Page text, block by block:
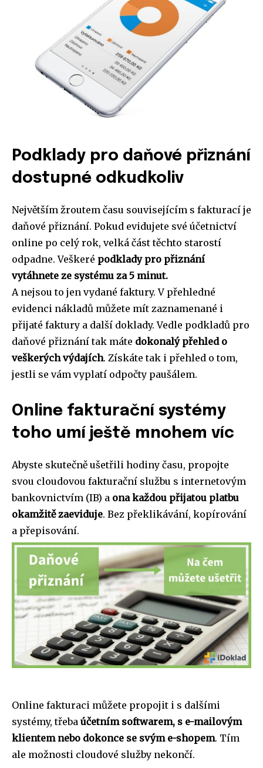
Podklady pro daňové přiznání
dostupné odkudkoliv
Největším žroutem času souvisejícím s fakturací je
daňové přiznání. Pokud evidujete své účetnictví
online po celý rok, velká část těchto starostí
odpadne. Veškeré podklady pro přiznání
vytáhnete ze systému za 5 minut.
A nejsou to jen vydané faktury. V přehledné
evidenci nákladů můžete mít zaznamenané i
přijaté faktury a další doklady. Vedle podkladů pro
daňové přiznání tak máte dokonalý přehled o
veškerých výdajích. Získáte tak i přehled o tom,
jestli se vám vyplatí odpočty paušálem.
Online fakturační systémy
toho umí ještě mnohem víc
Abyste skutečně ušetřili hodiny času, propojte
svou cloudovou fakturační službu s internetovým
bankovnictvím (IB) a ona každou přijatou platbu
okamžitě zaeviduje. Bez překlikávání, kopírování
a přepisování.
Online fakturaci můžete propojit i s dalšími
systémy, třeba účetním softwarem, s e-mailovým
klientem nebo dokonce se svým e-shopem. Tím
ale možnosti cloudové služby nekončí.